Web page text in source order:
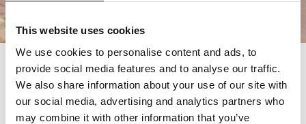
This website uses cookies
We use cookies to personalise content and ads, to
provide social media features and to analyse our traffic.
We also share information about your use of our site with
our social media, advertising and analytics partners who
may combine it with other information that you’ve
Eventi
eventi